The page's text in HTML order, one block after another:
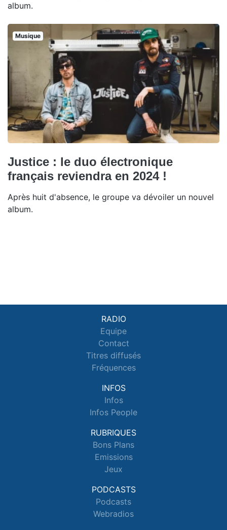
album.
Musique
Justice : le duo électronique
français reviendra en 2024 !
Après huit d'absence, le groupe va dévoiler un nouvel
album.
RADIO
Equipe
Contact
Titres diffusés
Fréquences
INFOS
Infos
Infos People
RUBRIQUES
Bons Plans
Emissions
Jeux
PODCASTS
Podcasts
Webradios